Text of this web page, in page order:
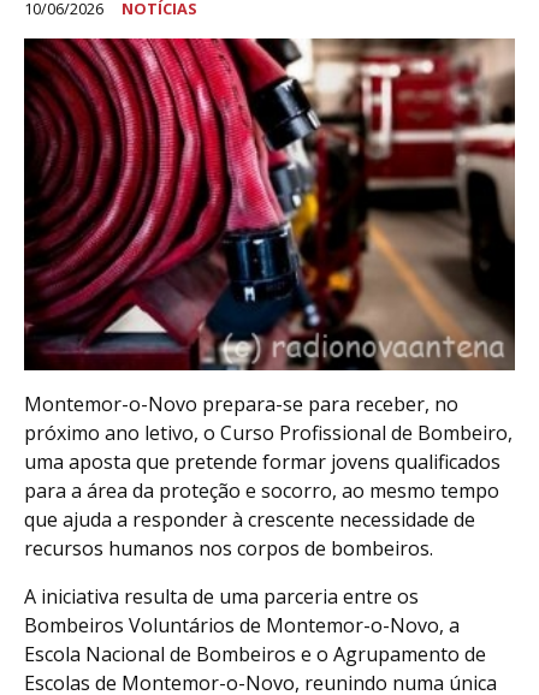
10/06/2026 NOTÍCIAS
Montemor-o-Novo prepara-se para receber, no
próximo ano letivo, o Curso Profissional de Bombeiro,
uma aposta que pretende formar jovens qualificados
para a área da proteção e socorro, ao mesmo tempo
que ajuda a responder à crescente necessidade de
recursos humanos nos corpos de bombeiros.
A iniciativa resulta de uma parceria entre os
Bombeiros Voluntários de Montemor-o-Novo, a
Escola Nacional de Bombeiros e o Agrupamento de
Escolas de Montemor-o-Novo, reunindo numa única